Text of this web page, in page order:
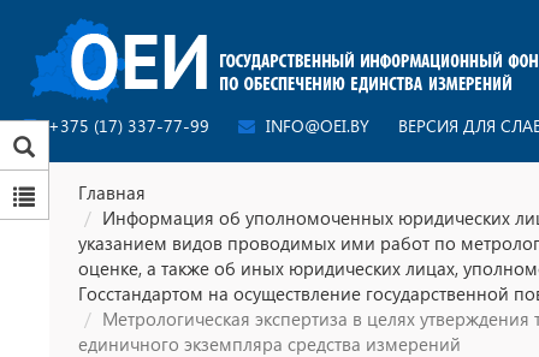
+375 (17) 337-77-99 INFO@OEI.BY ВЕРСИЯ ДЛЯ
Главная
Информация об уполномоченных юридических
указанием видов проводимых ими работ по
оценке, а также об иных юридических лицах,
Госстандартом на осуществление государственной
Метрологическая экспертиза в целях утверждения
единичного экземпляра средства измерений